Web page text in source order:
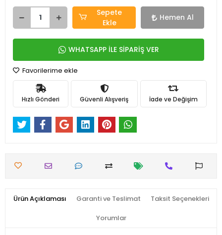
Sepete
Ekle
Hemen Al
WHATSAPP İLE SİPARİŞ VER
Favorilerime ekle
Hızlı Gönderi Güvenli Alışveriş İade ve Değişim
Ürün Açıklaması Garanti ve Teslimat Taksit Seçenekleri
Yorumlar